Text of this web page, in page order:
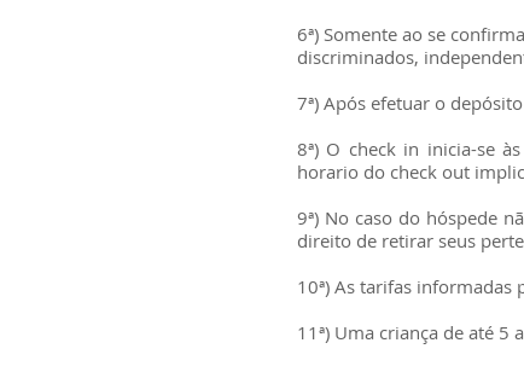
6ª) Somente ao se
discriminados,
7ª) Após efetuar o
8ª) O check in inicia-se
horario do check out
9ª) No caso do hóspede
direito de retirar seus
10ª) As tarifas informadas
11ª) Uma criança de até